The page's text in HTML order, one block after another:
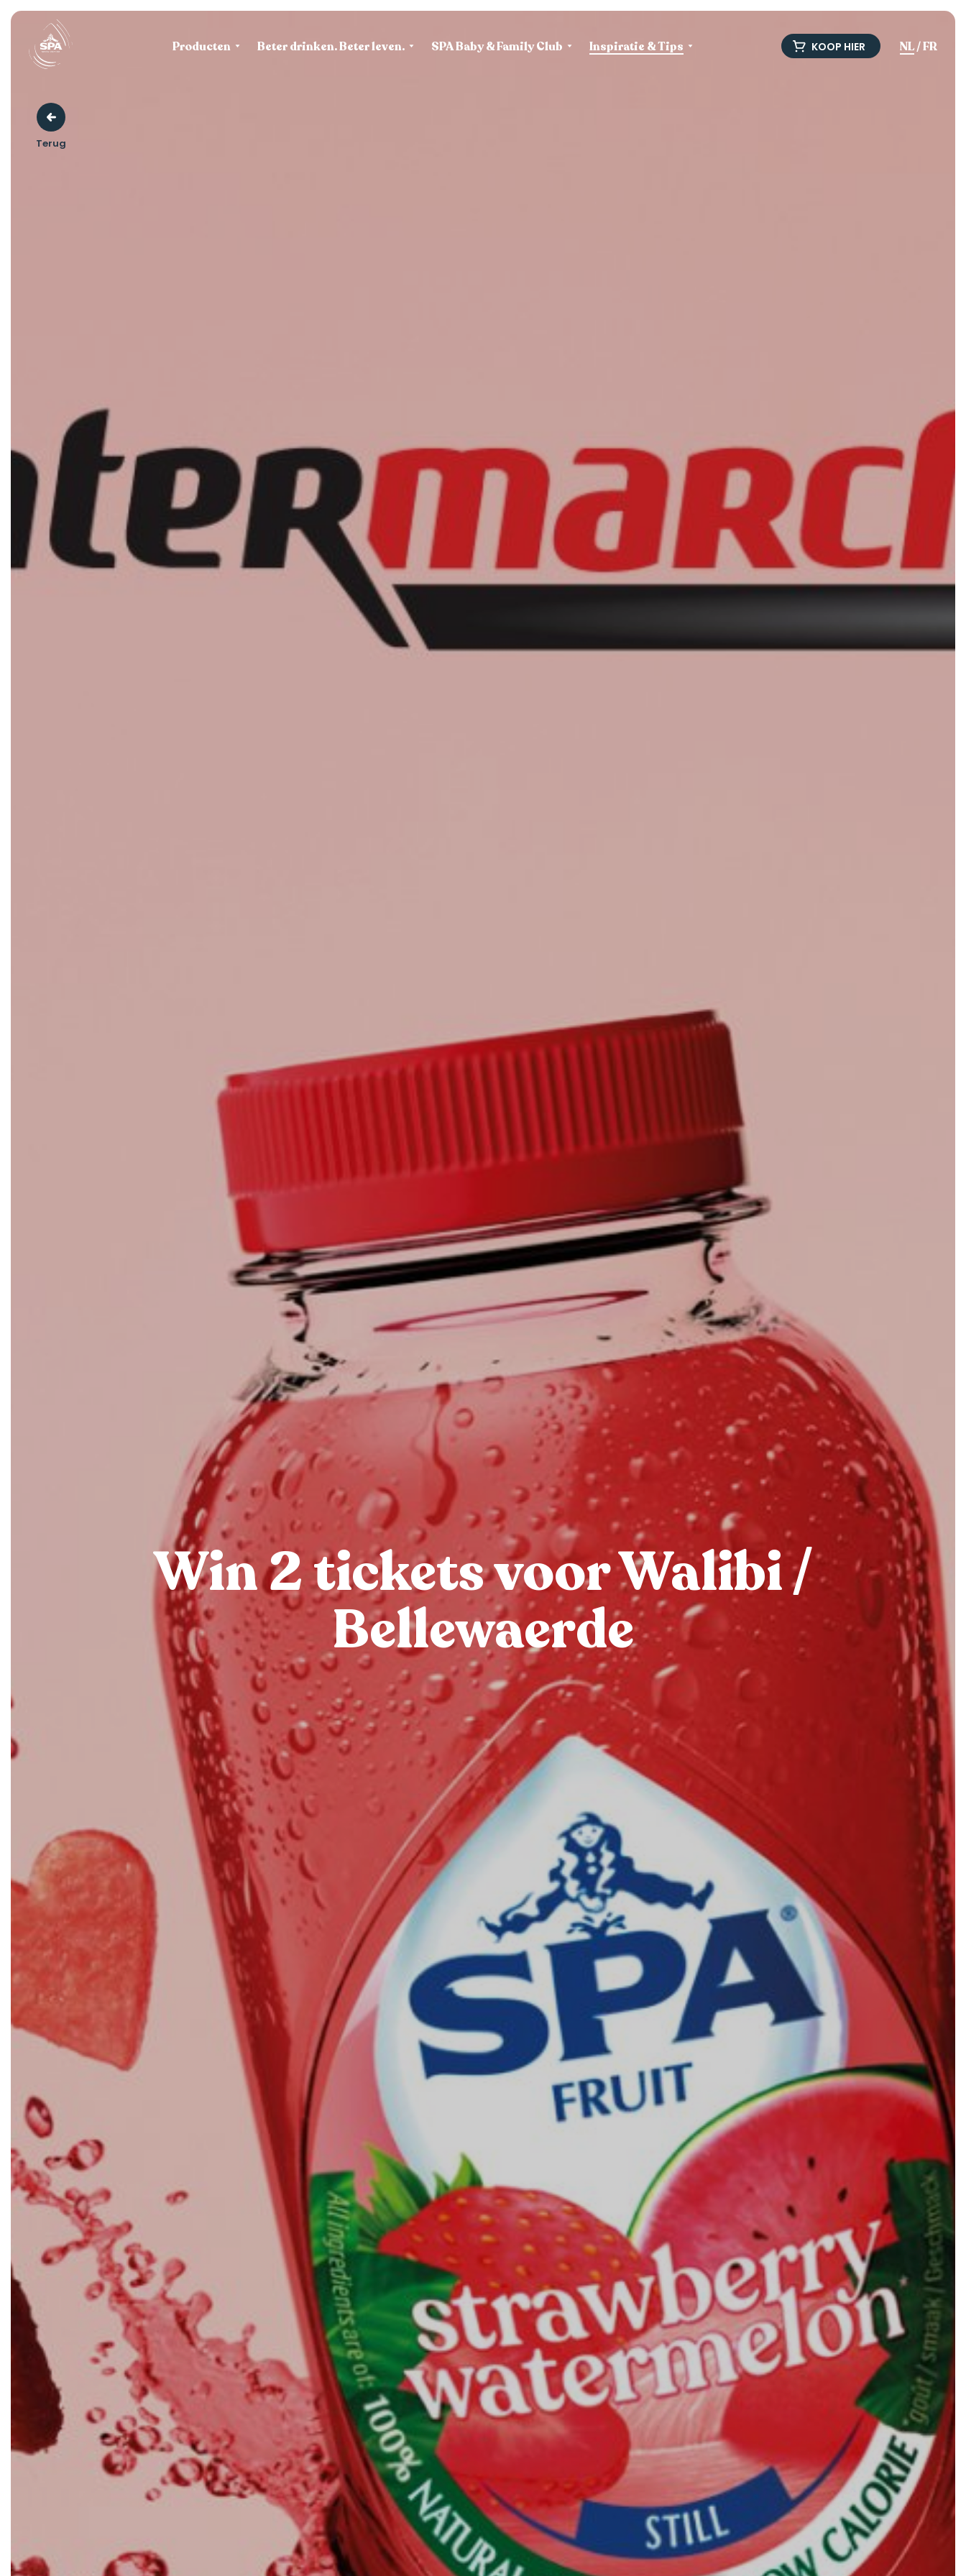
Producten Beter drinken. Beter leven. SPA Baby & Family Club Inspiratie & Tips KOOP HIER NL/FR
Win 2 tickets voor Walibi /
Bellewaerde
Terug